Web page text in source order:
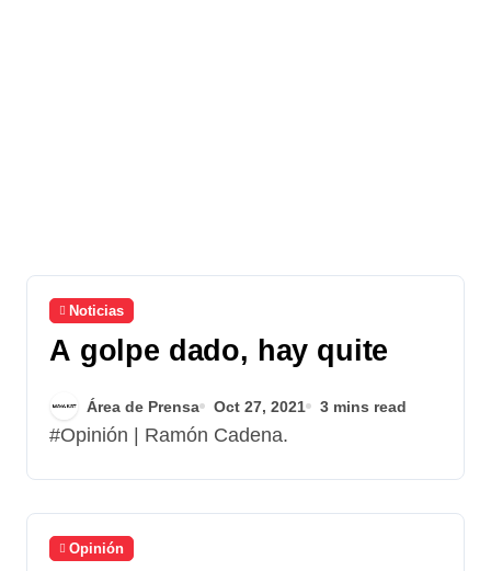
Noticias
A golpe dado, hay quite
Área de Prensa Oct 27, 2021 3 mins read
#Opinión | Ramón Cadena.
Opinión